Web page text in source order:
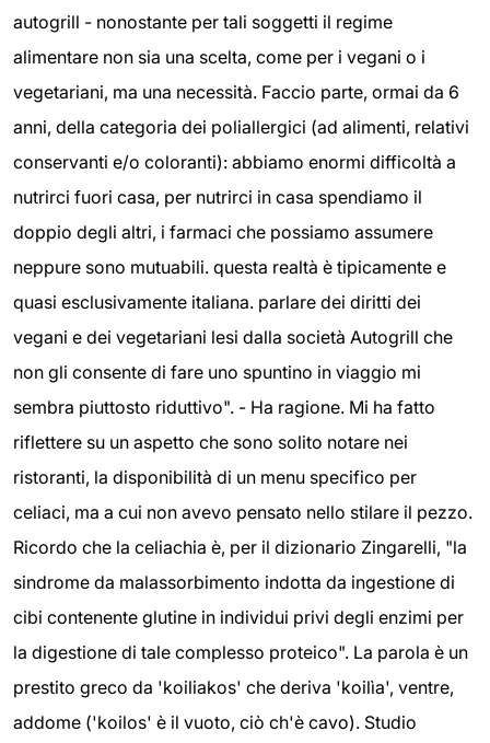
autogrill - nonostante per tali soggetti il regime
alimentare non sia una scelta, come per i vegani o i
vegetariani, ma una necessità. Faccio parte, ormai da 6
anni, della categoria dei poliallergici (ad alimenti, relativi
conservanti e/o coloranti): abbiamo enormi difficoltà a
nutrirci fuori casa, per nutrirci in casa spendiamo il
doppio degli altri, i farmaci che possiamo assumere
neppure sono mutuabili. questa realtà è tipicamente e
quasi esclusivamente italiana. parlare dei diritti dei
vegani e dei vegetariani lesi dalla società Autogrill che
non gli consente di fare uno spuntino in viaggio mi
sembra piuttosto riduttivo". - Ha ragione. Mi ha fatto
riflettere su un aspetto che sono solito notare nei
ristoranti, la disponibilità di un menu specifico per
celiaci, ma a cui non avevo pensato nello stilare il pezzo.
Ricordo che la celiachia è, per il dizionario Zingarelli, "la
sindrome da malassorbimento indotta da ingestione di
cibi contenente glutine in individui privi degli enzimi per
la digestione di tale complesso proteico". La parola è un
prestito greco da 'koiliakos' che deriva 'koilìa', ventre,
addome ('koilos' è il vuoto, ciò ch'è cavo). Studio